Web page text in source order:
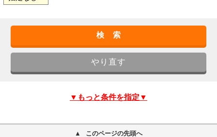
▼もっと条件を指定▼
このページの先頭へ